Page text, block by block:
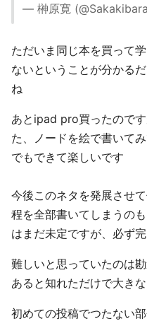
— 榊原寛
ただいま同じ本を買って
ないということが分かる
ね
あとipad pro買ったので
た、ノードを絵で書いて
でもできて楽しいです
今後このネタを発展させ
程を全部書いてしまうの
はまだ未定ですが、必ず
難しいと思っていたのは
あると知れただけで大き
初めての投稿でつたない